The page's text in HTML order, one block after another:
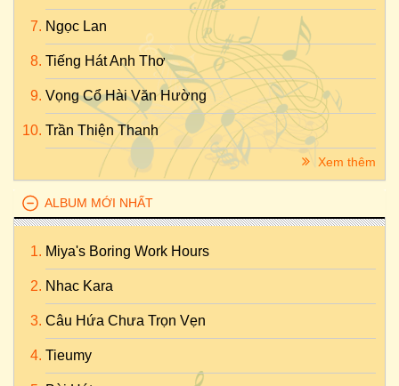
Ngọc Lan
Tiếng Hát Anh Thơ
Vọng Cổ Hài Văn Hường
Trần Thiện Thanh
Xem thêm
ALBUM MỚI NHẤT
Miya's Boring Work Hours
Nhac Kara
Câu Hứa Chưa Trọn Vẹn
Tieumy